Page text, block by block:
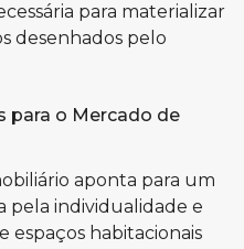
para materializar
desenhados pelo
para o Mercado de
aponta para um
pela individualidade e
espaços habitacionais